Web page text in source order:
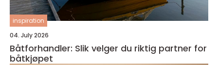
inspiration
04. July 2026
Båtforhandler: Slik velger du riktig partner for
båtkjøpet